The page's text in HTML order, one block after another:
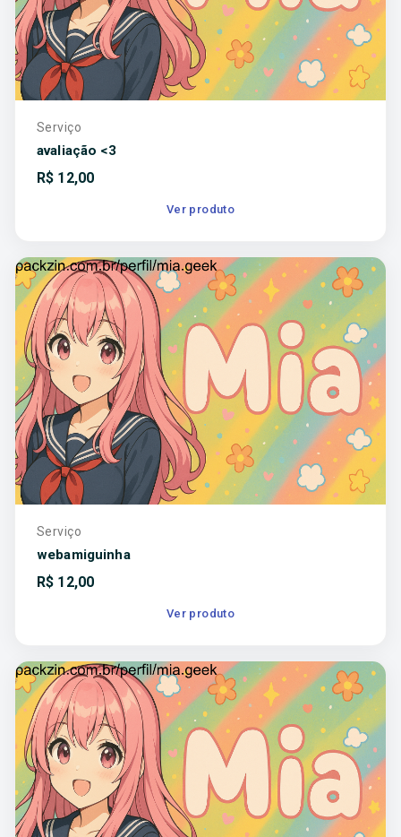
Serviço
avaliação <3
R$ 12,00
Ver produto
Serviço
webamiguinha
R$ 12,00
Ver produto